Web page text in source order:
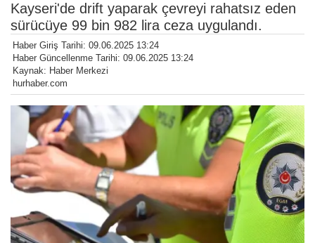
Kayseri'de drift yaparak çevreyi rahatsız eden
sürücüye 99 bin 982 lira ceza uygulandı.
Haber Giriş Tarihi: 09.06.2025 13:24
Haber Güncellenme Tarihi: 09.06.2025 13:24
Kaynak: Haber Merkezi
hurhaber.com